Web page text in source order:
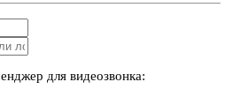
для видеозвонка: